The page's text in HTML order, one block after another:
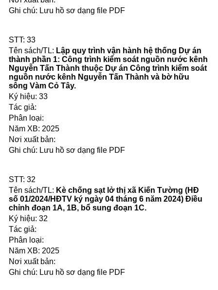
Lưu hồ sơ dạng file PDF
33
Lập quy trình vận hành hệ thống Dự án
thành phần 1: Công trình kiểm soát nguồn nước kênh
Nguyễn Tấn Thành thuộc Dự án Công trình kiểm soát
nguồn nước kênh Nguyễn Tấn Thành và bờ hữu
sông Vàm Cỏ Tây.
33
2025
Lưu hồ sơ dạng file PDF
32
Kè chống sạt lở thị xã Kiến Tường (HĐ
số 01/2024/HĐTV ký ngày 04 tháng 6 năm 2024) Điều
chỉnh đoạn 1A, 1B, bổ sung đoạn 1C.
32
2025
Lưu hồ sơ dạng file PDF